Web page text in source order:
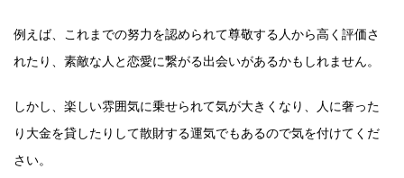
例えば、これまでの努力を認められて尊敬する人から高く評価さ
れたり、素敵な人と恋愛に繋がる出会いがあるかもしれません。
しかし、楽しい雰囲気に乗せられて気が大きくなり、人に奢った
り大金を貸したりして散財する運気でもあるので気を付けてくだ
さい。